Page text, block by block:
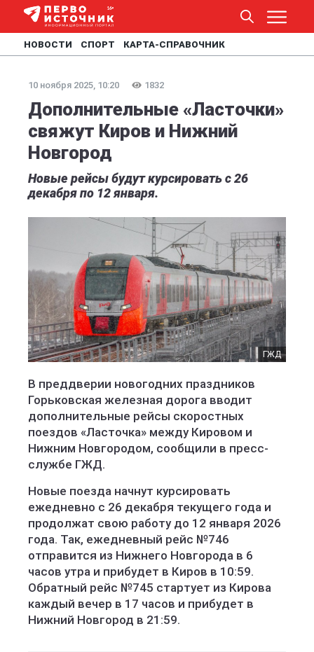
НОВОСТИ СПОРТ КАРТА-СПРАВОЧНИК
10 ноября 2025, 10:20 1832
Дополнительные «Ласточки»
свяжут Киров и Нижний
Новгород
Новые рейсы будут курсировать с 26
декабря по 12 января.
ГЖД
В преддверии новогодних праздников
Горьковская железная дорога вводит
дополнительные рейсы скоростных
поездов «Ласточка» между Кировом и
Нижним Новгородом, сообщили в пресс-
службе ГЖД.
Новые поезда начнут курсировать
ежедневно с 26 декабря текущего года и
продолжат свою работу до 12 января 2026
года. Так, ежедневный рейс №746
отправится из Нижнего Новгорода в 6
часов утра и прибудет в Киров в 10:59.
Обратный рейс №745 стартует из Кирова
каждый вечер в 17 часов и прибудет в
Нижний Новгород в 21:59.